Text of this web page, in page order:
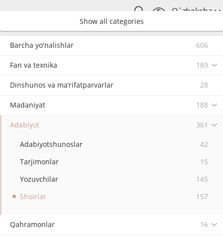
O`zbekcha
Show all categories
Barcha yo'nalishlar 606
Fan va texnika 189
Dinshunos va ma’rifatparvarlar 28
Madaniyat 188
Adabiyot 361
Adabiyotshunoslar
42
Tarjimonlar
15
Yozuvchilar
145
Shoirlar
157
Qahramonlar 16